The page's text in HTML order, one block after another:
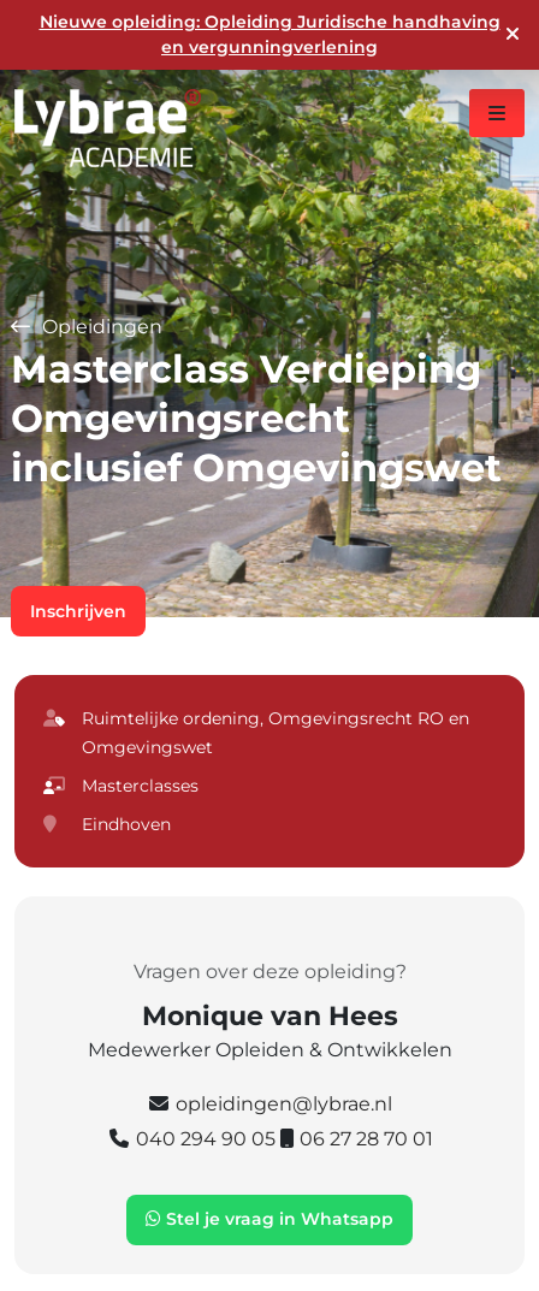
Nieuwe opleiding: Opleiding Juridische handhaving
en vergunningverlening
Opleidingen
Masterclass Verdieping
Omgevingsrecht
inclusief Omgevingswet
Inschrijven
Ruimtelijke ordening, Omgevingsrecht RO en
Omgevingswet
Masterclasses
Eindhoven
Vragen over deze opleiding?
Monique van Hees
Medewerker Opleiden & Ontwikkelen
opleidingen@lybrae.nl
040 294 90 05
06 27 28 70 01
Stel je vraag in Whatsapp